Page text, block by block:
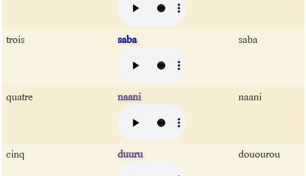
trois saba saba
quatre naani naani
cinq duuru douourou